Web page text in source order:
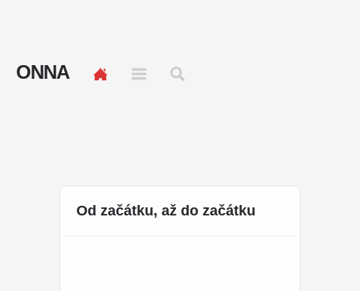
ONNA
Od začátku, až do začátku